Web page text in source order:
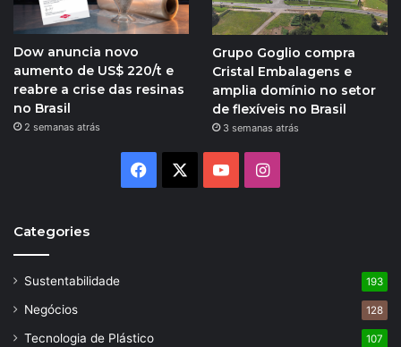
Dow anuncia novo
aumento de US$ 220/t e
reabre a crise das resinas
no Brasil
2 semanas atrás
Grupo Goglio compra
Cristal Embalagens e
amplia domínio no setor
de flexíveis no Brasil
3 semanas atrás
Facebook YouTubeInstagram
Categories
Sustentabilidade 193
Negócios 128
Tecnologia de Plástico 107